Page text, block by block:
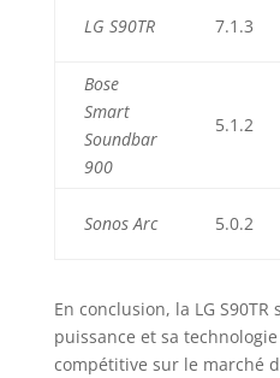
LG S90TR 7.1.3
Bose
Smart
Soundbar
900
5.1.2
Sonos Arc 5.0.2
En conclusion, la LG
puissance et sa
compétitive sur le marché